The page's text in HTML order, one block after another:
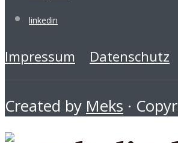
linkedin
Impressum Datenschutz
Created by Meks ·